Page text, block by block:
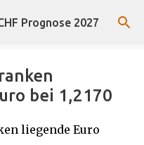
Prognose 2027
bei 1,2170
liegende Euro